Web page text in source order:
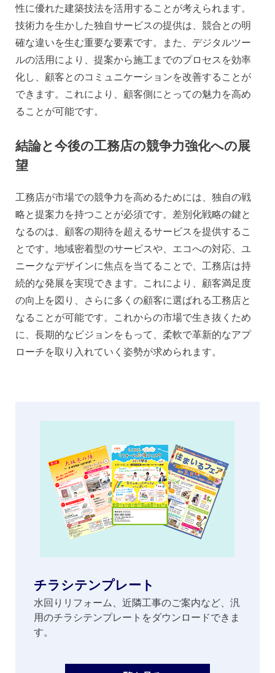
性に優れた建築技法を活用することが考えられます。
技術力を生かした独自サービスの提供は、競合との明
確な違いを生む重要な要素です。また、デジタルツー
ルの活用により、提案から施工までのプロセスを効率
化し、顧客とのコミュニケーションを改善することが
できます。これにより、顧客側にとっての魅力を高め
ることが可能です。
結論と今後の工務店の競争力強化への展
望
工務店が市場での競争力を高めるためには、独自の戦
略と提案力を持つことが必須です。差別化戦略の鍵と
なるのは、顧客の期待を超えるサービスを提供するこ
とです。地域密着型のサービスや、エコへの対応、ユ
ニークなデザインに焦点を当てることで、工務店は持
続的な発展を実現できます。これにより、顧客満足度
の向上を図り、さらに多くの顧客に選ばれる工務店と
なることが可能です。これからの市場で生き抜くため
に、長期的なビジョンをもって、柔軟で革新的なアプ
ローチを取り入れていく姿勢が求められます。
チラシテンプレート
水回りリフォーム、近隣工事のご案内など、汎
用のチラシテンプレートをダウンロードできま
す。